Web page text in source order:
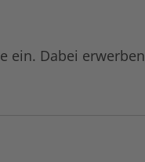
ein. Dabei erwerben